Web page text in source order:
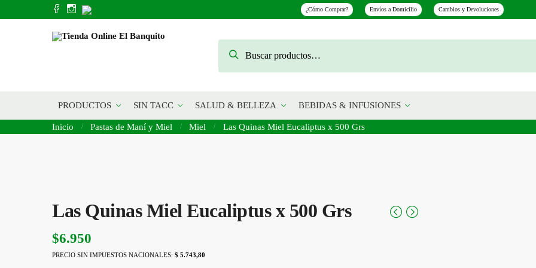
to
to
¿Cómo Comprar? Envíos a Domicilio Cambios y Devoluciones
por:
Buscar
PRODUCTOS SIN TACC SALUD & BELLEZA BEBIDAS & INFUSIONES
Inicio / Pastas de Maní y Miel / Miel / Las Quinas Miel Eucaliptus x 500 Grs
Las Quinas Miel Eucaliptus x 500 Grs
$6.950
PRECIO SIN IMPUESTOS NACIONALES:$ 5.743,80